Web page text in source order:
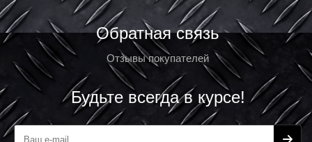
Обратная связь
Отзывы покупателей
Будьте всегда в курсе!